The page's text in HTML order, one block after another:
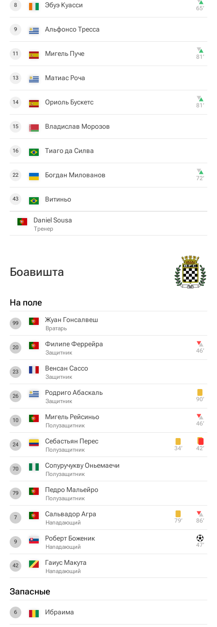
8 Эбуэ Куасси 65‎’‎
9 Альфонсо Тресса
11 Мигель Пуче 81‎’‎
13 Матиас Роча
14 Ориоль Бускетс 81‎’‎
15 Владислав Морозов
16 Тиаго да Силва
22 Богдан Милованов 72‎’‎
43 Витиньо
Daniel Sousa
Тренер
Боавишта
На поле
99 Жуан Гонсалвеш
Вратарь
20 Филипе Феррейра
Защитник 46‎’‎
23 Венсан Сассо
Защитник
26 Родриго Абаскаль
Защитник 90‎’‎
10 Мигель Рейсиньо
Полузащитник 46‎’‎
24 Себастьян Перес
Полузащитник 34‎’‎ 42‎’‎
70 Сопуручукву Оньемаечи
Полузащитник
79 Педро Мальейро
Полузащитник
7 Сальвадор Агра
Нападающий 79‎’‎ 86‎’‎
9 Роберт Боженик
Нападающий 47‎’‎
42 Гаиус Макута
Нападающий
Запасные
6 Ибраима